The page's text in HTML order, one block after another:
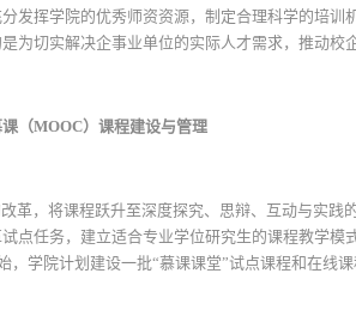
发挥学院的优秀师资资源，制定合理科学的培
为切实解决企事业单位的实际人才需求，推动校
（MOOC）课程建设与管理
革，将课程跃升至深度探究、思辩、互动与实
点任务，建立适合专业学位研究生的课程教学
，学院计划建设一批“慕课课堂”试点课程和在线课